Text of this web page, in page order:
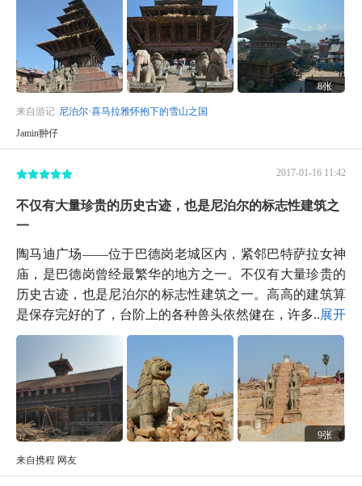
8张
来自游记 尼泊尔·喜马拉雅怀抱下的雪山之国
Jamin翀仔
2017-01-16 11:42
不仅有大量珍贵的历史古迹，也是尼泊尔的标志性建筑之
一
陶马迪广场——位于巴德岗老城区内，紧邻巴特萨拉女神
庙，是巴德岗曾经最繁华的地方之一。不仅有大量珍贵的
历史古迹，也是尼泊尔的标志性建筑之一。高高的建筑算
是保存完好的了，台阶上的各种兽头依然健在，许多...展开
9张
来自携程 网友